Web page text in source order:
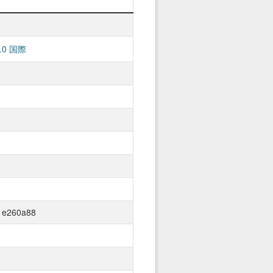
国際